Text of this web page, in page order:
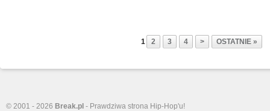
1 2 3 4 > OSTATNIE »
© 2001 - 2026 Break.pl - Prawdziwa strona Hip-Hop'u!